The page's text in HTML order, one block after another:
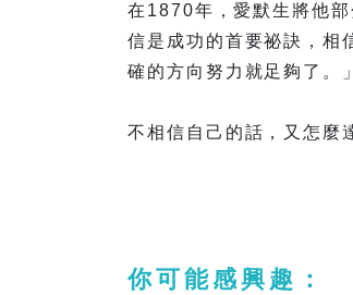
在1870年，愛默生將他
信是成功的首要祕訣，
確的方向努力就足夠了。」
不相信自己的話，又怎麼
你可能感興趣：